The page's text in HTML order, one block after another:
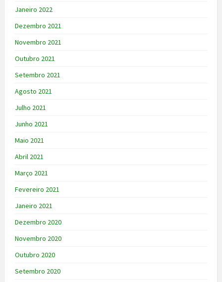
Janeiro 2022
Dezembro 2021
Novembro 2021
Outubro 2021
Setembro 2021
Agosto 2021
Julho 2021
Junho 2021
Maio 2021
Abril 2021
Março 2021
Fevereiro 2021
Janeiro 2021
Dezembro 2020
Novembro 2020
Outubro 2020
Setembro 2020